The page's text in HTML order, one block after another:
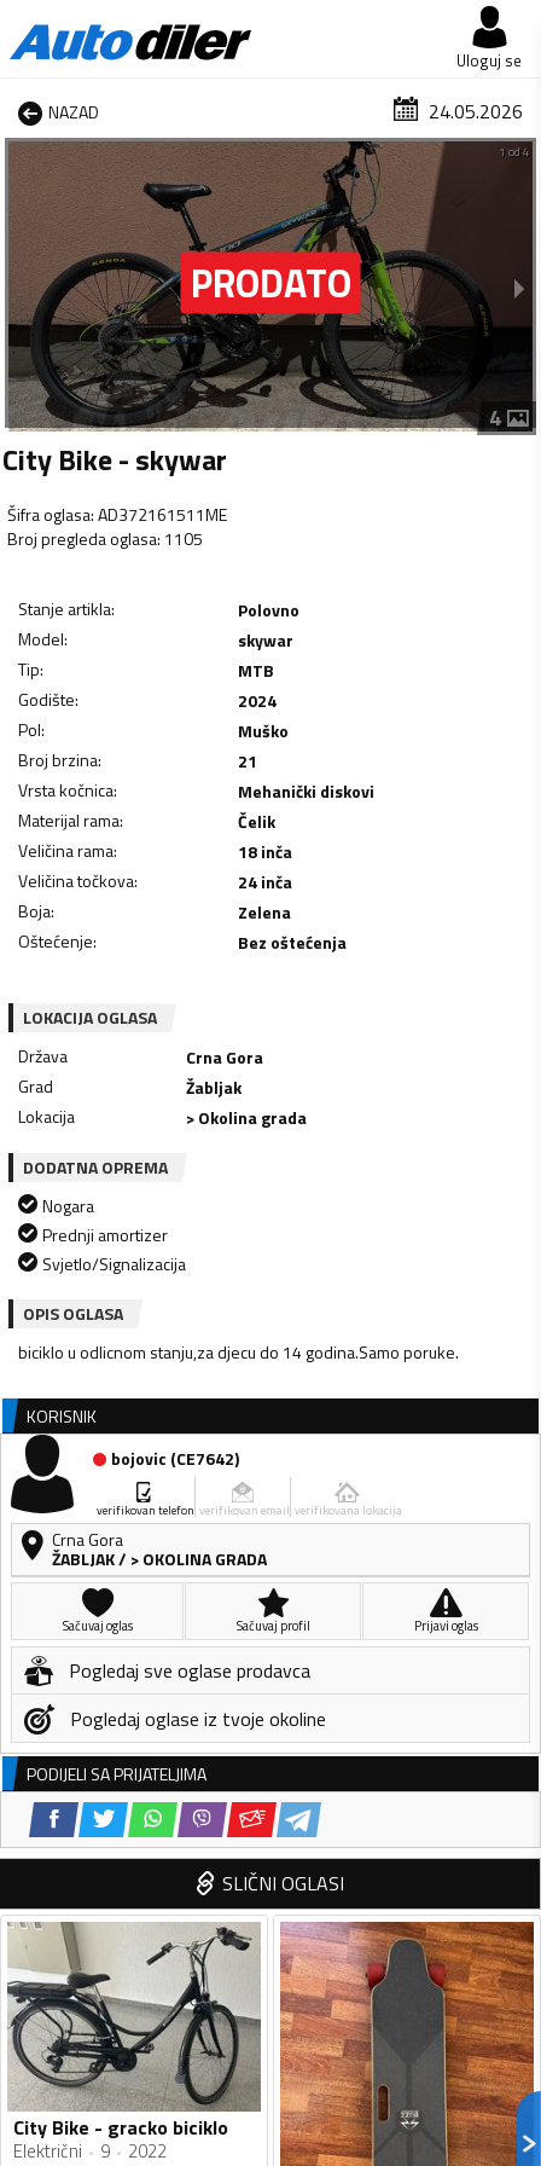
Uloguj se
NAZAD 24.05.2026
1 od 4
4
City Bike - skywar
Šifra oglasa:AD372161511ME
Broj pregleda oglasa: 1105
Stanje artikla:
Polovno
Model:
skywar
Tip:
MTB
Godište:
2024
Pol:
Muško
Broj brzina:
21
Vrsta kočnica:
Mehanički diskovi
Materijal rama:
Čelik
Veličina rama:
18 inča
Veličina točkova:
24 inča
Boja:
Zelena
Oštećenje: Bez oštećenja
LOKACIJA OGLASA
Država
Crna Gora
Grad
Žabljak
Lokacija
> Okolina grada
DODATNA OPREMA
Nogara
Prednji amortizer
Svjetlo/Signalizacija
OPIS OGLASA
biciklo u odlicnom stanju,za djecu do 14 godina.Samo poruke.
KORISNIK
bojovic (CE7642)
verifikovan telefon verifikovan email verifikovana lokacija
Crna Gora
ŽABLJAK/ > OKOLINA GRADA
Sačuvaj oglas Sačuvaj profil Prijavi oglas
Pogledaj sve oglase prodavca
Pogledaj oglase iz tvoje okoline
PODIJELI SA PRIJATELJIMA
SLIČNI OGLASI
City Bike - gracko biciklo
Električni 9 2022